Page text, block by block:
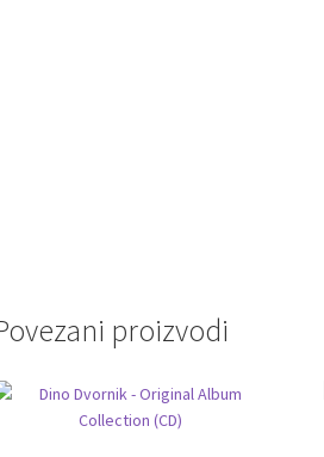
proizvodi